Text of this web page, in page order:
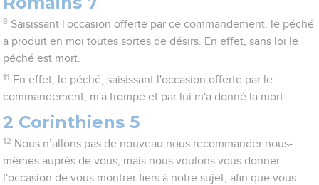
8 Saisissant l'occasion offerte par ce commandement, le péché
a produit en moi toutes sortes de désirs. En effet, sans loi le
péché est mort.
11 En effet, le péché, saisissant l'occasion offerte par le
commandement, m'a trompé et par lui m'a donné la mort.
2 Corinthiens 5
12 Nous n’allons pas de nouveau nous recommander nous-
mêmes auprès de vous, mais nous voulons vous donner
l'occasion de vous montrer fiers à notre sujet, afin que vous